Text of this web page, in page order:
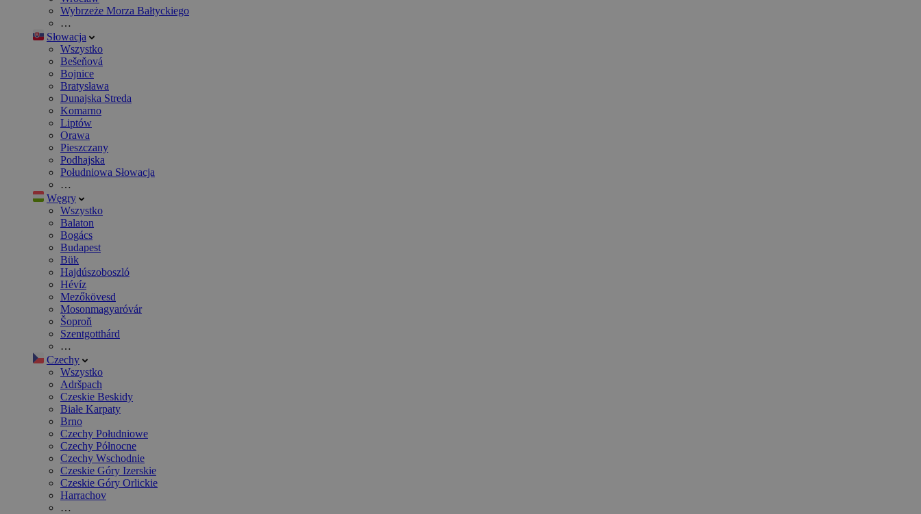
Wybrzeże Morza Bałtyckiego
…
Słowacja
Wszystko
Bešeňová
Bojnice
Bratysława
Dunajska Streda
Komarno
Liptów
Orawa
Pieszczany
Podhajska
Południowa Słowacja
…
Węgry
Wszystko
Balaton
Bogács
Budapest
Bük
Hajdúszoboszló
Hévíz
Mezőkövesd
Mosonmagyaróvár
Šoproň
Szentgotthárd
…
Czechy
Wszystko
Adršpach
Czeskie Beskidy
Białe Karpaty
Brno
Czechy Południowe
Czechy Północne
Czechy Wschodnie
Czeskie Góry Izerskie
Czeskie Góry Orlickie
Harrachov
…